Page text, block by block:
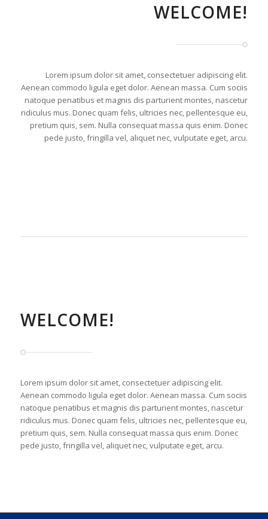
WELCOME!
Lorem ipsum dolor sit amet, consectetuer adipiscing elit.
Aenean commodo ligula eget dolor. Aenean massa. Cum sociis
natoque penatibus et magnis dis parturient montes, nascetur
ridiculus mus. Donec quam felis, ultricies nec, pellentesque eu,
pretium quis, sem. Nulla consequat massa quis enim. Donec
pede justo, fringilla vel, aliquet nec, vulputate eget, arcu.
WELCOME!
Lorem ipsum dolor sit amet, consectetuer adipiscing elit.
Aenean commodo ligula eget dolor. Aenean massa. Cum sociis
natoque penatibus et magnis dis parturient montes, nascetur
ridiculus mus. Donec quam felis, ultricies nec, pellentesque eu,
pretium quis, sem. Nulla consequat massa quis enim. Donec
pede justo, fringilla vel, aliquet nec, vulputate eget, arcu.